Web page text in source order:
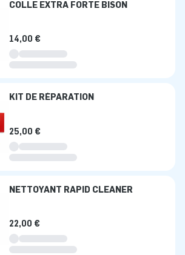
COLLE EXTRA FORTE BISON
14,00 €
KIT DE RÉPARATION
25,00 €
NETTOYANT RAPID CLEANER
22,00 €